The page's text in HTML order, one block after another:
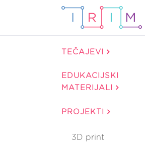
TEČAJEVI
EDUKACIJSKI
MATERIJALI
PROJEKTI
3D print